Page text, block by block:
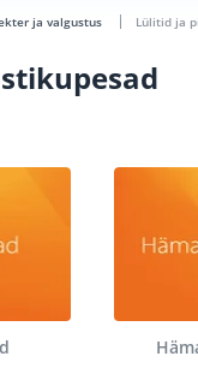
ja valgustus Lülitid ja